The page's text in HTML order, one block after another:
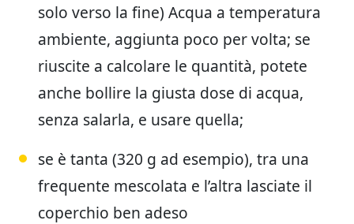
solo verso la fine) Acqua a temperatura
ambiente, aggiunta poco per volta; se
riuscite a calcolare le quantità, potete
anche bollire la giusta dose di acqua,
senza salarla, e usare quella;
se è tanta (320 g ad esempio), tra una
frequente mescolata e l’altra lasciate il
coperchio ben adeso